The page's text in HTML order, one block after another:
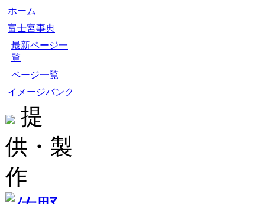
ホーム
富士宮事典
最新ページ一
覧
ページ一覧
イメージバンク
提
供・製
作